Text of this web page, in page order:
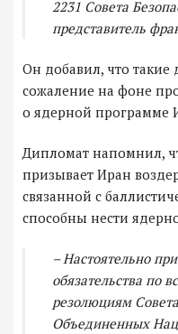
2231 Совета
представитель
Он добавил, что такие
сожаление на фоне
о ядерной программе
Дипломат напомнил,
призывает Иран
связанной с
способны нести
– Настоятельно
обязательства по
резолюциям
Объединенных